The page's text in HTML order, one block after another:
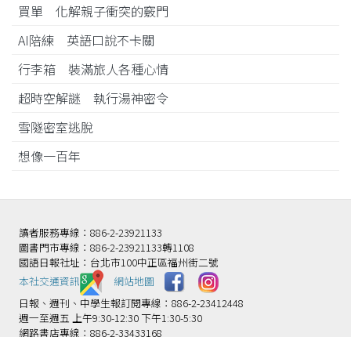
買單 化解親子衝突的竅門
AI陪練 英語口說不卡關
行李箱 裝滿旅人各種心情
超時空解謎 執行湯神密令
雪隧密室逃脫
想像一百年
讀者服務專線：886-2-23921133
圖書門市專線：886-2-23921133轉1108
國語日報社址：台北市100中正區福州街二號
本社交通資訊️
網站地圖
日報、週刊、中學生報訂閱專線：886-2-23412448
週一至週五 上午9:30-12:30 下午1:30-5:30
網路書店專線：886-2-33433168